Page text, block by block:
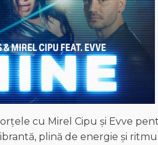
cu Mirel Cipu și Evve
plină de energie și